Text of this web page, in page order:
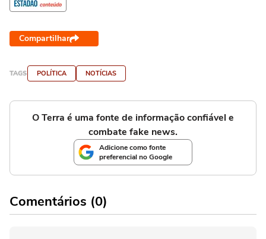
Compartilhar
TAGS POLÍTICA NOTÍCIAS
O Terra é uma fonte de informação confiável e
combate fake news.
Adicione como fonte
preferencial no Google
Comentários (0)